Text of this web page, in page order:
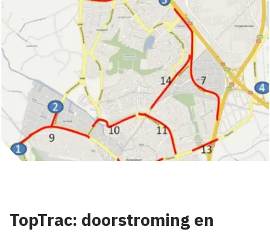
TopTrac: doorstroming en